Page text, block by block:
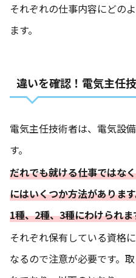
それぞれの仕事内容にどの
ます。
違いを確認！電気主任
電気主任技術者は、電気設
す。
だれでも就ける仕事ではな
にはいくつか方法がありま
1種、2種、3種にわけられま
それぞれ保有している資格
なるので注意が必要です。